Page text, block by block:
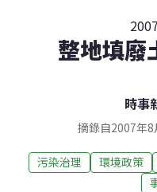
整地填廢
時事
摘錄自2007年
污染治理 環境政策